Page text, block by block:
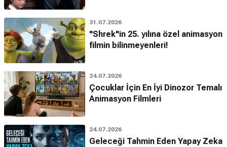
31.07.2026
"Shrek"in 25. yılına özel animasyon
filmin bilinmeyenleri!
24.07.2026
Çocuklar İçin En İyi Dinozor Temalı
Animasyon Filmleri
24.07.2026
Geleceği Tahmin Eden Yapay Zeka